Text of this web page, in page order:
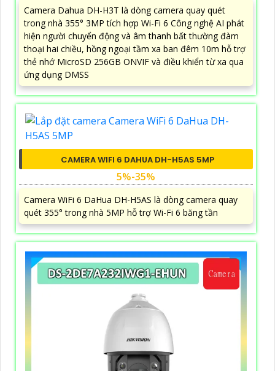
Camera Dahua DH-H3T là dòng camera quay quét
trong nhà 355° 3MP tích hợp Wi-Fi 6 Công nghệ AI phát
hiện người chuyển động và âm thanh bất thường đàm
thoại hai chiều, hồng ngoại tầm xa ban đêm 10m hỗ trợ
thẻ nhớ MicroSD 256GB ONVIF và điều khiển từ xa qua
ứng dụng DMSS
CAMERA WIFI 6 DAHUA DH-H5AS 5MP
5%-35%
Camera WiFi 6 DaHua DH-H5AS là dòng camera quay
quét 355° trong nhà 5MP hỗ trợ Wi-Fi 6 băng tần